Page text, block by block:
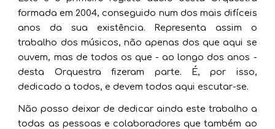
formada em 2004, conseguido num dos mais difíceis
anos da sua existência. Representa assim o
trabalho dos músicos, não apenas dos que aqui se
ouvem, mas de todos os que - ao longo dos anos -
desta Orquestra fizeram parte. É, por isso,
dedicado a todos, e devem todos aqui escutar-se.
Não posso deixar de dedicar ainda este trabalho a
todas as pessoas e colaboradores que também ao